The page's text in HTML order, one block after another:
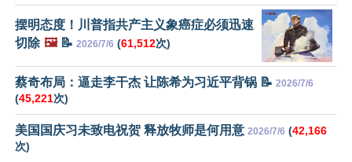
摆明态度！川普指共产主义象癌症必须迅速
切除 🖼️📝 2026/7/6 (61,512次)
蔡奇布局：逼走李干杰 让陈希为习近平背锅 📝 2026/7/6
(45,221次)
美国国庆习未致电祝贺 释放牧师是何用意 2026/7/6 (42,166
次)